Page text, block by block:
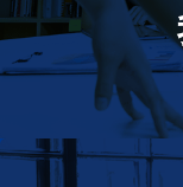
作为一个负责
及